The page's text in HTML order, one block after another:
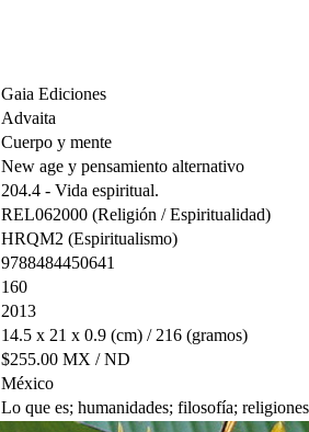
Gaia Ediciones
Advaita
Cuerpo y mente
New age y pensamiento alternativo
204.4 - Vida espiritual.
REL062000 (Religión / Espiritualidad)
HRQM2 (Espiritualismo)
9788484450641
160
2013
14.5 x 21 x 0.9 (cm) / 216 (gramos)
$255.00 MX / ND
México
Lo que es; humanidades; filosofía;